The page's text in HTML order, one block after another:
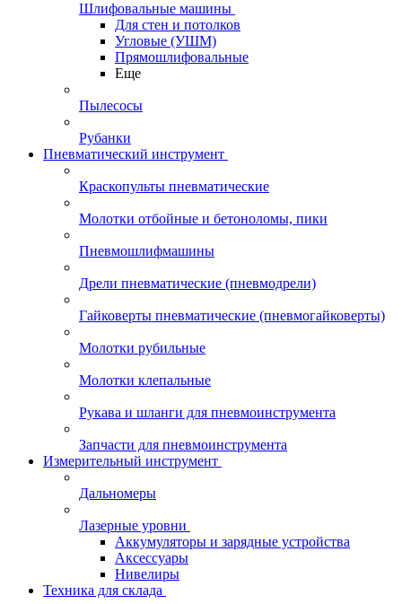
Шлифовальные машины
Для стен и потолков
Угловые (УШМ)
Прямошлифовальные
Еще
Пылесосы
Рубанки
Пневматический инструмент
Краскопульты пневматические
Молотки отбойные и бетоноломы, пики
Пневмошлифмашины
Дрели пневматические (пневмодрели)
Гайковерты пневматические (пневмогайковерты)
Молотки рубильные
Молотки клепальные
Рукава и шланги для пневмоинструмента
Запчасти для пневмоинструмента
Измерительный инструмент
Дальномеры
Лазерные уровни
Аккумуляторы и зарядные устройства
Аксессуары
Нивелиры
Техника для склада